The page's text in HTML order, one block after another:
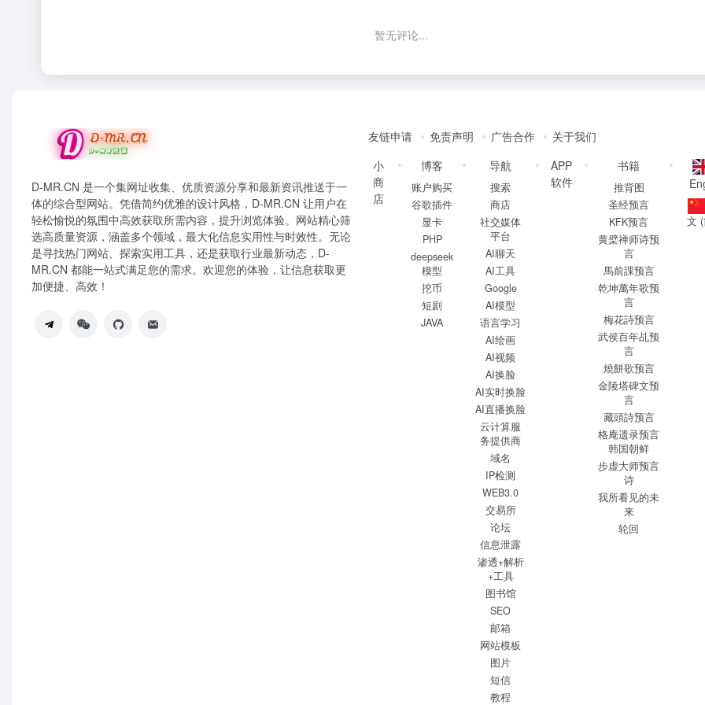
暂无评论...
D-MR.CN 是一个集网址收集、优质资源分享和最新资讯推送于一
体的综合型网站。凭借简约优雅的设计风格，D-MR.CN 让用户在
轻松愉悦的氛围中高效获取所需内容，提升浏览体验。网站精心筛
选高质量资源，涵盖多个领域，最大化信息实用性与时效性。无论
是寻找热门网站、探索实用工具，还是获取行业最新动态，D-
MR.CN 都能一站式满足您的需求。欢迎您的体验，让信息获取更
加便捷、高效！
友链申请 免责声明 广告合作
关于我们
小
商
店
博客
账户购买
谷歌插件
显卡
PHP
deepseek
模型
挖币
短剧
JAVA
导航
搜索
商店
社交媒体
平台
AI聊天
AI工具
Google
AI模型
语言学习
AI绘画
AI视频
AI换脸
AI实时换脸
AI直播换脸
云计算服
务提供商
域名
IP检测
WEB3.0
交易所
论坛
信息泄露
渗透+解析
+工具
图书馆
SEO
邮箱
网站模板
图片
短信
教程
APP
软件
书籍
推背图
圣经预言
KFK预言
黄檗禅师诗预
言
馬前課预言
乾坤萬年歌预
言
梅花詩预言
武侯百年乩预
言
燒餅歌预言
金陵塔碑文预
言
藏頭詩预言
格庵遗录预言
韩国朝鲜
步虚大师预言
诗
我所看见的未
来
轮回
文